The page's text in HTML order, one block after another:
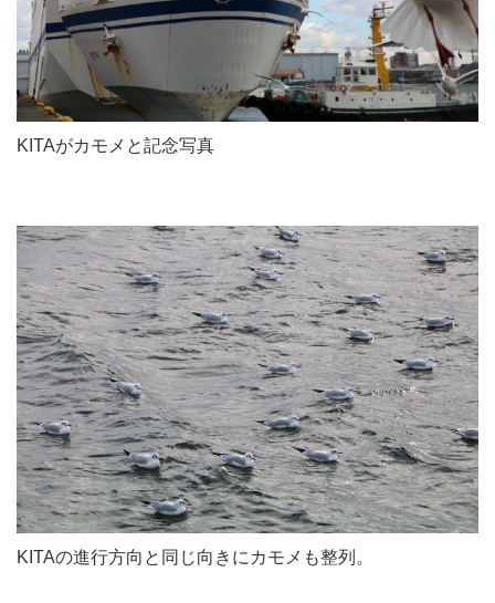
KITAがカモメと記念写真
KITAの進行方向と同じ向きにカモメも整列。